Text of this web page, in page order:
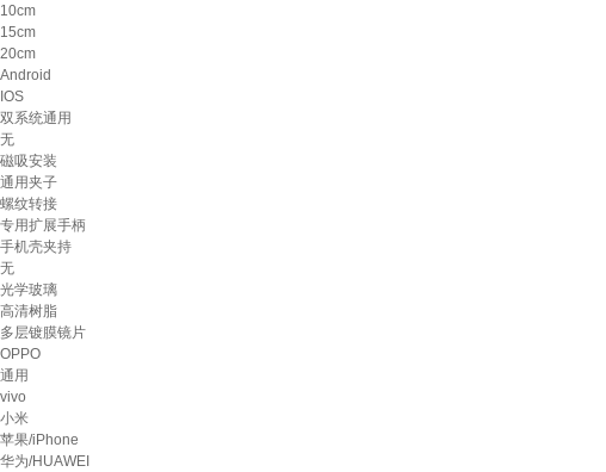
10cm
15cm
20cm
Android
IOS
双系统通用
无
磁吸安装
通用夹子
螺纹转接
专用扩展手柄
手机壳夹持
无
光学玻璃
高清树脂
多层镀膜镜片
OPPO
通用
vivo
小米
苹果/iPhone
华为/HUAWEI